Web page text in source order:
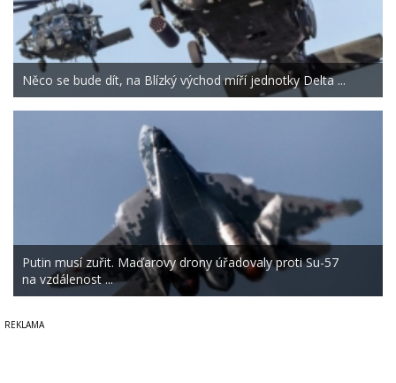
Něco se bude dít, na Blízký východ míří jednotky Delta ...
Putin musí zuřit. Maďarovy drony úřadovaly proti Su-57
na vzdálenost ...